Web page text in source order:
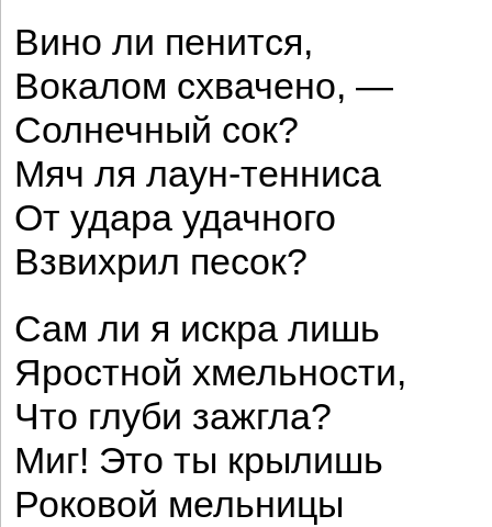
Вино ли пенится,
Вокалом схвачено, —
Солнечный сок?
Мяч ля лаун-тенниса
От удара удачного
Взвихрил песок?
Сам ли я искра лишь
Яростной хмельности,
Что глуби зажгла?
Миг! Это ты крылишь
Роковой мельницы